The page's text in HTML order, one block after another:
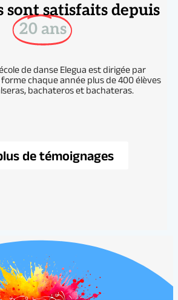
sont satisfaits depuis
20 ans
de danse Elegua est dirigée par
chaque année plus de 400 élèves
bachateros et bachateras.
de témoignages